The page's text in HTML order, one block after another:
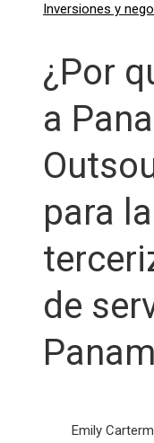
Inversiones y
¿Por
a
para la
de
Emily Carter